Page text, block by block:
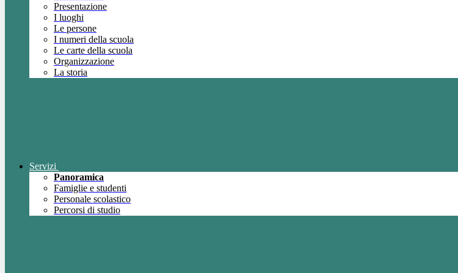
Presentazione
I luoghi
Le persone
I numeri della scuola
Le carte della scuola
Organizzazione
La storia
Servizi
Panoramica
Famiglie e studenti
Personale scolastico
Percorsi di studio